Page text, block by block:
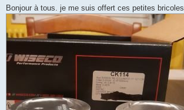
s
a
g
e
Bonjour à tous. je me suis offert ces petites bricoles